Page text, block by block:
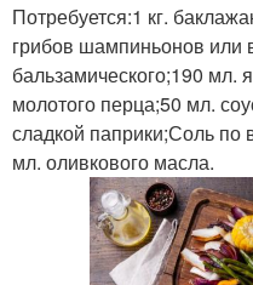
Потребуется:1 кг.
грибов шампиньонов или
бальзамического;190 мл.
молотого перца;50 мл.
сладкой паприки;Соль по
мл. оливкового масла.